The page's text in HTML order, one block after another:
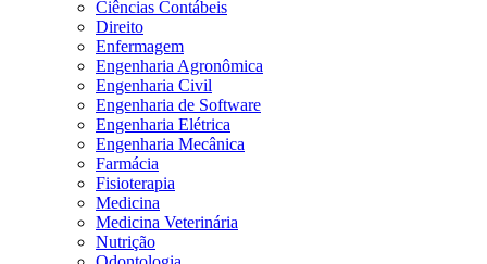
Ciências Contábeis
Direito
Enfermagem
Engenharia Agronômica
Engenharia Civil
Engenharia de Software
Engenharia Elétrica
Engenharia Mecânica
Farmácia
Fisioterapia
Medicina
Medicina Veterinária
Nutrição